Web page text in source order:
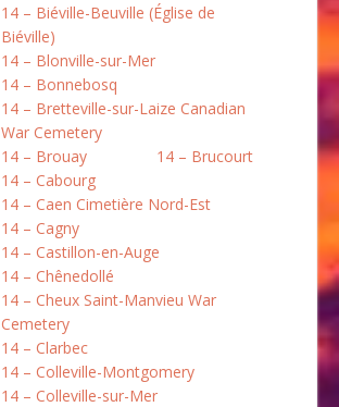
14 – Biéville-Beuville (Église de
Biéville)
14 – Blonville-sur-Mer
14 – Bonnebosq
14 – Bretteville-sur-Laize Canadian
War Cemetery
14 – Brouay
14 – Brucourt
14 – Cabourg
14 – Caen Cimetière Nord-Est
14 – Cagny
14 – Castillon-en-Auge
14 – Chênedollé
14 – Cheux Saint-Manvieu War
Cemetery
14 – Clarbec
14 – Colleville-Montgomery
14 – Colleville-sur-Mer